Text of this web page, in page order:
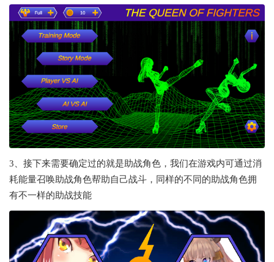
3、接下来需要确定过的就是助战角色，我们在游戏内可通过消
耗能量召唤助战角色帮助自己战斗，同样的不同的助战角色拥
有不一样的助战技能